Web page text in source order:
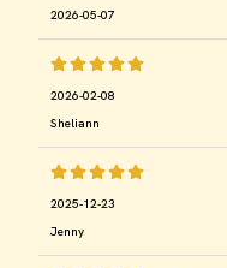
2026-05-07
2026-02-08
Sheliann
2025-12-23
Jenny